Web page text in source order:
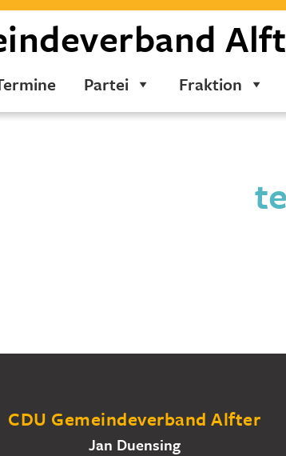
Partei Fraktion
CDU Gemeindeverband Alfter
Jan Duensing